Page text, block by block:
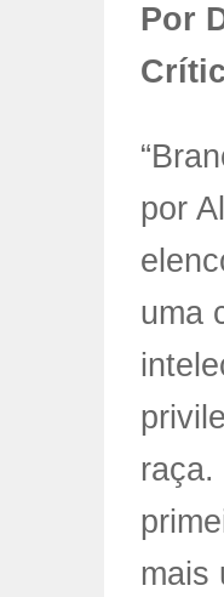
Por
por
uma
raça.
mais